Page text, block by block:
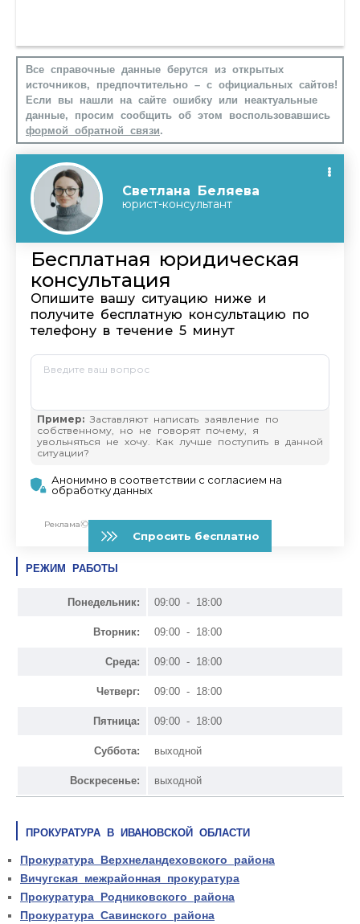
Все справочные данные берутся из открытых
источников, предпочтительно – с официальных сайтов!
Если вы нашли на сайте ошибку или неактуальные
данные, просим сообщить об этом воспользовавшись
формой обратной связи.
РЕЖИМ РАБОТЫ
Понедельник: 09:00 - 18:00
Вторник: 09:00 - 18:00
Среда: 09:00 - 18:00
Четверг: 09:00 - 18:00
Пятница: 09:00 - 18:00
Суббота: выходной
Воскресенье: выходной
ПРОКУРАТУРА В ИВАНОВСКОЙ ОБЛАСТИ
Прокуратура Верхнеландеховского района
Вичугская межрайонная прокуратура
Прокуратура Родниковского района
Прокуратура Савинского района